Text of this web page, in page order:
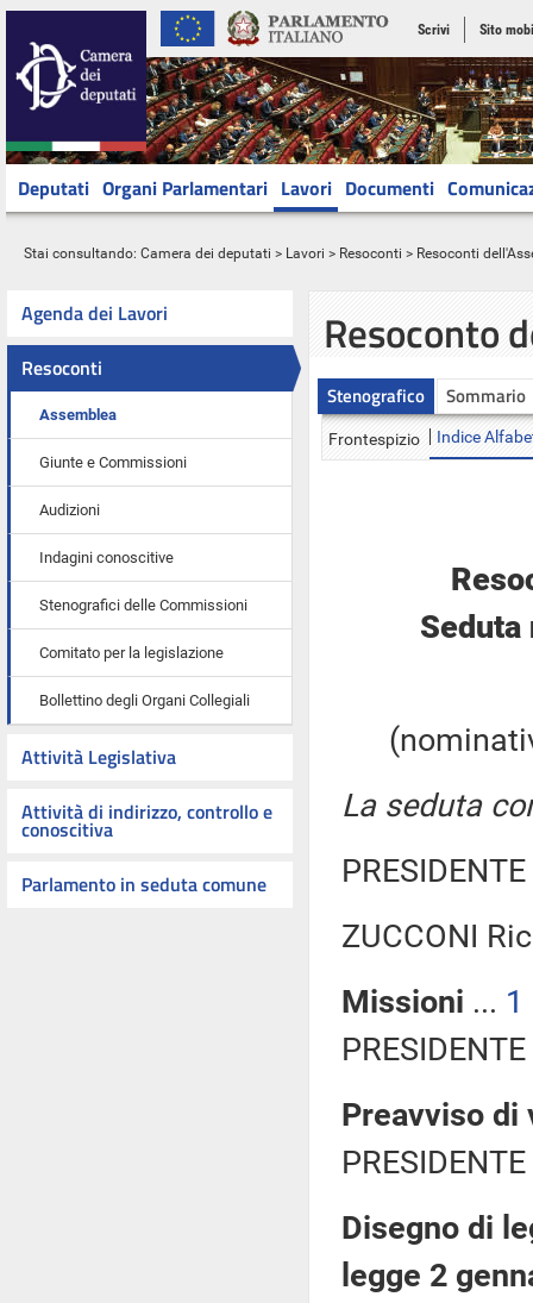
Scrivi Sito
Deputati Organi Parlamentari Lavori Documenti
Stai consultando: Camera dei deputati > Lavori > Resoconti > Resoconti
Agenda dei Lavori
Resoconti
Assemblea
Giunte e Commissioni
Audizioni
Indagini conoscitive
Stenografici delle Commissioni
Comitato per la legislazione
Bollettino degli Organi Collegiali
Attività Legislativa
Attività di indirizzo, controllo e
conoscitiva
Parlamento in seduta comune
Resoconto
Stenografico Sommario
Frontespizio Indice
La seduta
ZUCCONI
Missioni ... 1
Preavviso di
Disegno di
legge 2